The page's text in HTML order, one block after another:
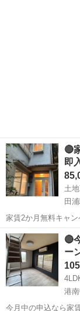
🔴
即
土
田
家賃2か月無料キャンペーン中！
🐤】 仲
金 ：0円 礼金
－ 計 ：0
神奈川 横須賀市
🔴
ー
港
今月中の申込なら家賃無料2